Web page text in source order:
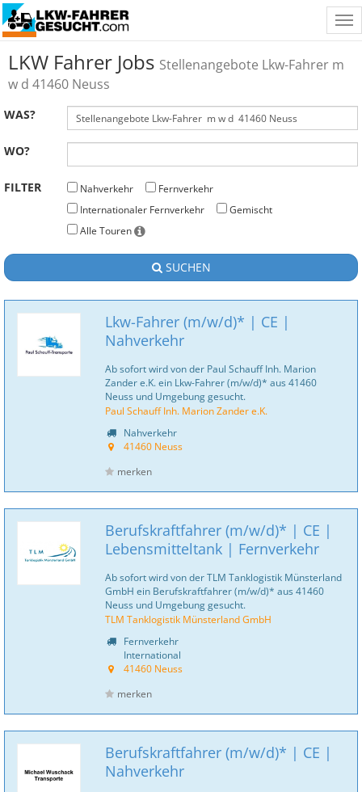
LKW Fahrer Jobs Stellenangebote Lkw-Fahrer m
w d 41460 Neuss
WAS?
WO?
FILTER Nahverkehr
Fernverkehr
Internationaler Fernverkehr
Gemischt
Alle Touren
SUCHEN
Lkw-Fahrer (m/w/d)* | CE |
Nahverkehr
Ab sofort wird von der Paul Schauff Inh. Marion
Zander e.K. ein Lkw-Fahrer (m/w/d)* aus 41460
Neuss und Umgebung gesucht.
Paul Schauff Inh. Marion Zander e.K.
Nahverkehr
41460 Neuss
merken
Berufskraftfahrer (m/w/d)* | CE |
Lebensmitteltank | Fernverkehr
Ab sofort wird von der TLM Tanklogistik Münsterland
GmbH ein Berufskraftfahrer (m/w/d)* aus 41460
Neuss und Umgebung gesucht.
TLM Tanklogistik Münsterland GmbH
Fernverkehr
International
41460 Neuss
merken
Berufskraftfahrer (m/w/d)* | CE |
Nahverkehr